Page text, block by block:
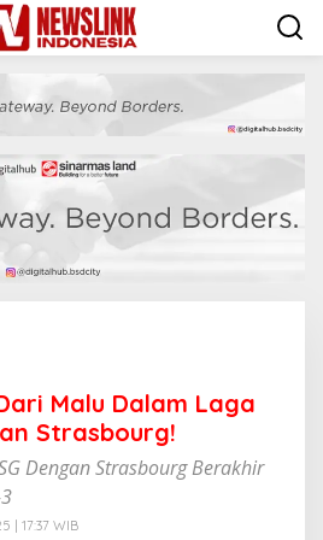
Malu Dalam Laga
Strasbourg!
Dengan Strasbourg Berakhir
| 17:37 WIB